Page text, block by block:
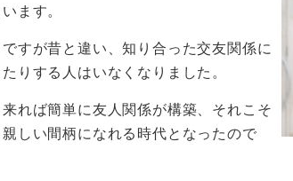
ます。
すが昔と違い、知り合った交友関係に
りする人はいなくなりました。
れば簡単に友人関係が構築、それこそ
しい間柄になれる時代となったので